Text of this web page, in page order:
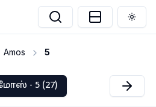
Amos 5
- 5 (27)